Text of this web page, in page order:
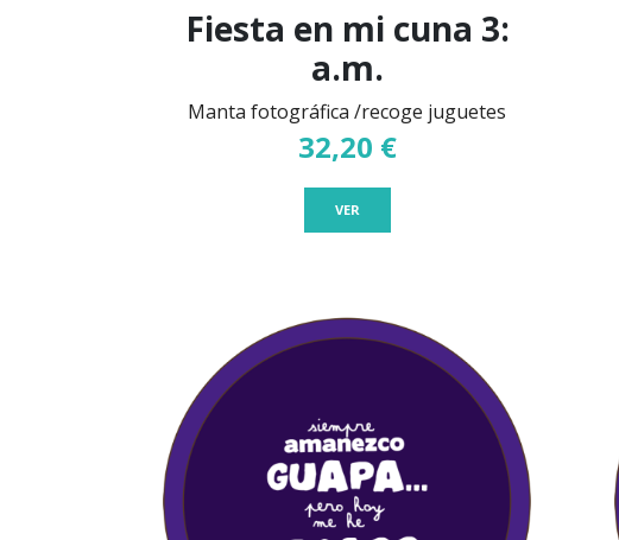
Fiesta en mi cuna 3:
a.m.
Manta fotográfica /recoge juguetes
32,20 €
VER